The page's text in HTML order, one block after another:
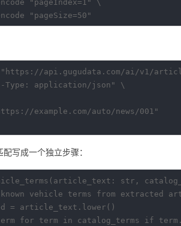
"pageIndex=1" \
api.gugudata.com/ai/v1/
Type: application/json" \
example.com/auto/news/001"
写成一个独立步骤：
str,
vehicle terms from extracted
= article_text.lower()